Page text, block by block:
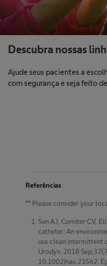
Descubra nossas
Ajude seus pacientes a
com segurança e seja feito
Referências
** Please consider your
Sun AJ, Comiter CV,
catheter: An
use clean intermittent
Urodyn. 2018
10.1002/nau.23562.